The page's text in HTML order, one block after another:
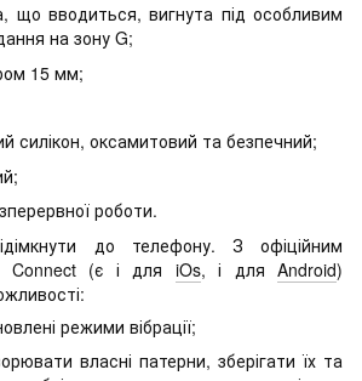
що вводиться, вигнута під особливим
на зону G;
15 мм;
силікон, оксамитовий та безпечний;
роботи.
до телефону. З офіційним
Connect (є і для iOs, і дляAndroid)
режими вібрації;
власні патерни, зберігати їх та